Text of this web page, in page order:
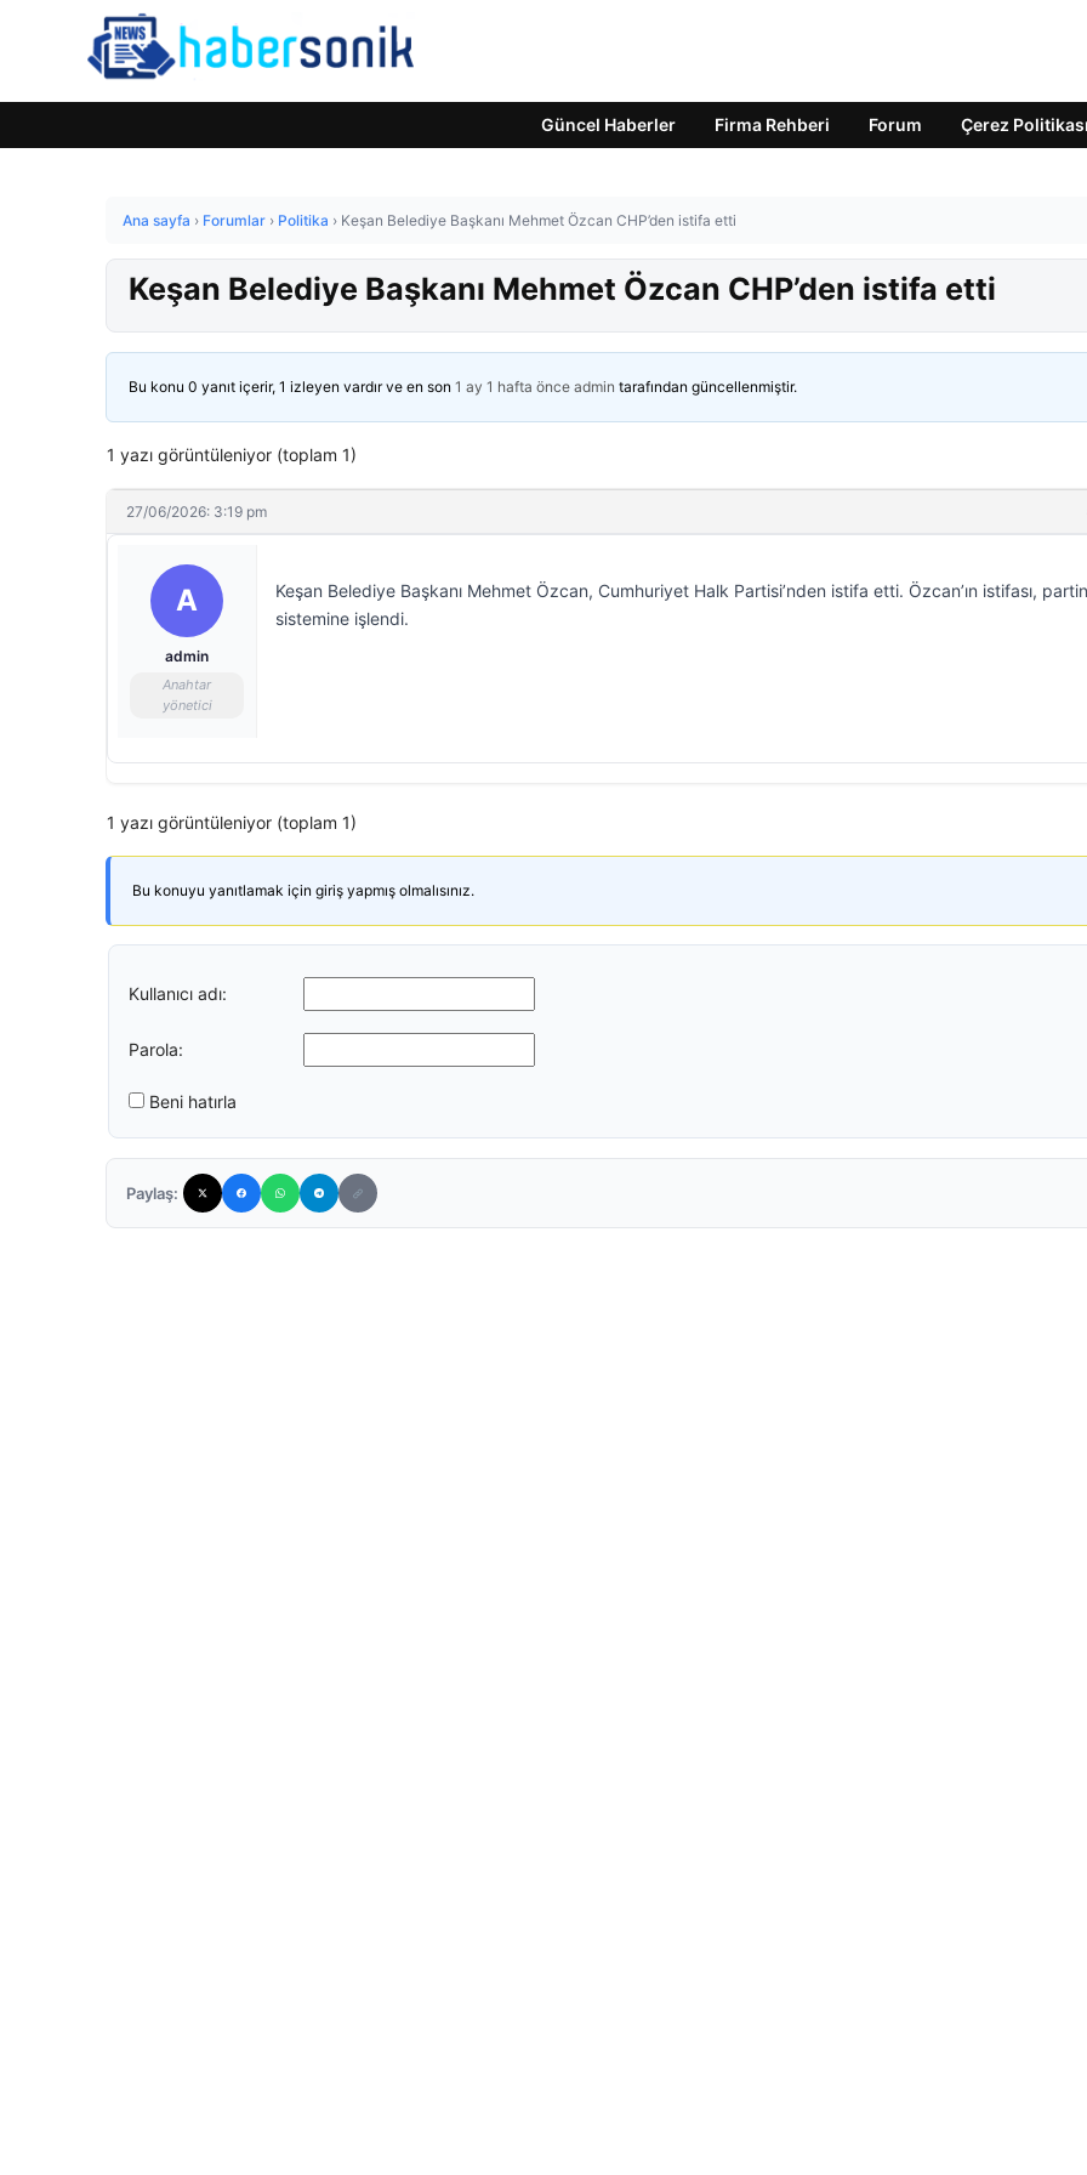
Güncel Haberler Firma Rehberi Forum Çerez Politikası
Ana sayfa › Forumlar › Politika › Keşan Belediye Başkanı Mehmet Özcan CHP’den istifa etti
Keşan Belediye Başkanı Mehmet Özcan CHP’den istifa etti
Bu konu 0 yanıt içerir, 1 izleyen vardır ve en son 1 ay 1 hafta önce admin tarafından güncellenmiştir.
1 yazı görüntüleniyor (toplam 1)
27/06/2026: 3:19 pm
A
admin
Anahtar
yönetici
Keşan Belediye Başkanı Mehmet Özcan, Cumhuriyet Halk Partisi’nden istifa etti. Özcan’ın istifası,
sistemine işlendi.
1 yazı görüntüleniyor (toplam 1)
Bu konuyu yanıtlamak için giriş yapmış olmalısınız.
Kullanıcı adı:
Parola:
Beni hatırla
Paylaş: